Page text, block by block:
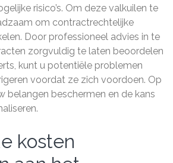
risico’s. Om deze valkuilen te
om contractrechtelijke
Door professioneel advies in te
zorgvuldig te laten beoordelen
kunt u potentiële problemen
voordat ze zich voordoen. Op
belangen beschermen en de kans
kosten